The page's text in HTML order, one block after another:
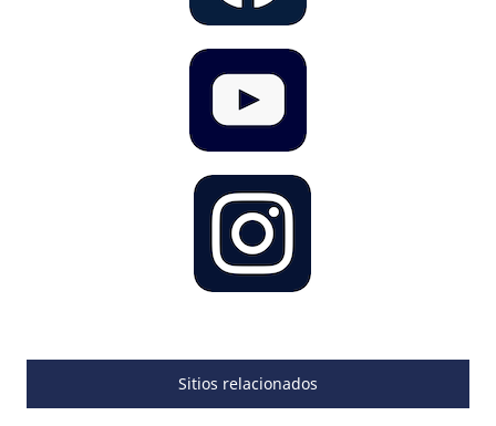
Sitios relacionados